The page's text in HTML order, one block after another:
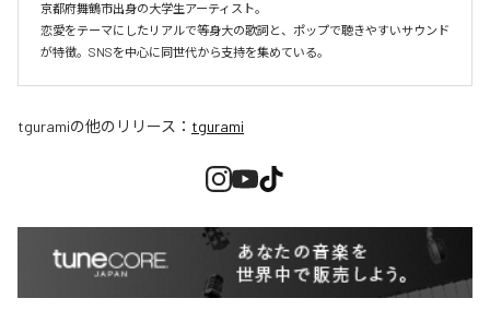
京都府舞鶴市出身の大学生アーティスト。
恋愛をテーマにしたリアルで等身大の歌詞と、ポップで聴きやすいサウンド
が特徴。SNSを中心に同世代から支持を集めている。
tguramiの他のリリース： tgurami